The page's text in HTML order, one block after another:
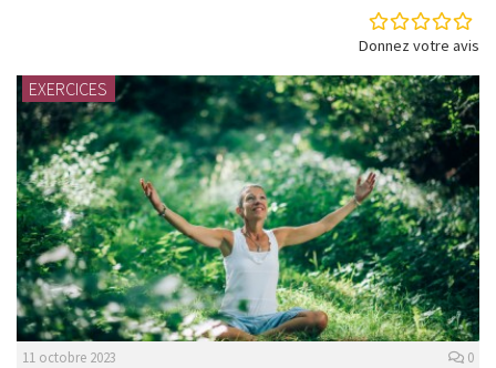
Donnez votre avis
EXERCICES
11 octobre 2023 0